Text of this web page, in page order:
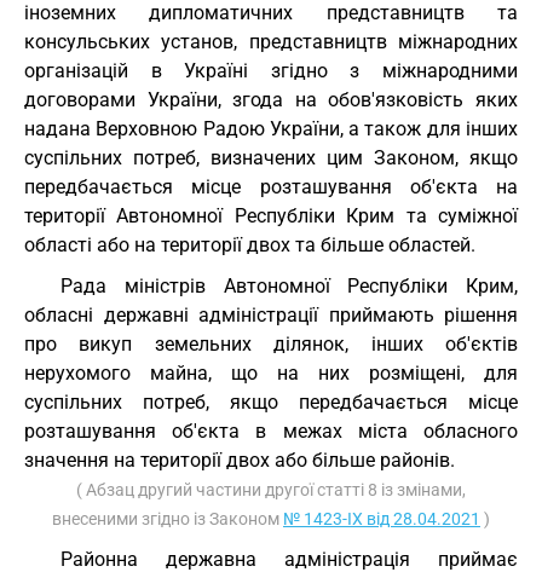
іноземних дипломатичних представництв та
консульських установ, представництв міжнародних
організацій в Україні згідно з міжнародними
договорами України, згода на обов'язковість яких
надана Верховною Радою України, а також для інших
суспільних потреб, визначених цим Законом, якщо
передбачається місце розташування об'єкта на
території Автономної Республіки Крим та суміжної
області або на території двох та більше областей.
Рада міністрів Автономної Республіки Крим,
обласні державні адміністрації приймають рішення
про викуп земельних ділянок, інших об'єктів
нерухомого майна, що на них розміщені, для
суспільних потреб, якщо передбачається місце
розташування об'єкта в межах міста обласного
значення на території двох або більше районів.
( Абзац другий частини другої статті 8 із змінами,
внесеними згідно із Законом № 1423-IX від 28.04.2021 )
Районна державна адміністрація приймає